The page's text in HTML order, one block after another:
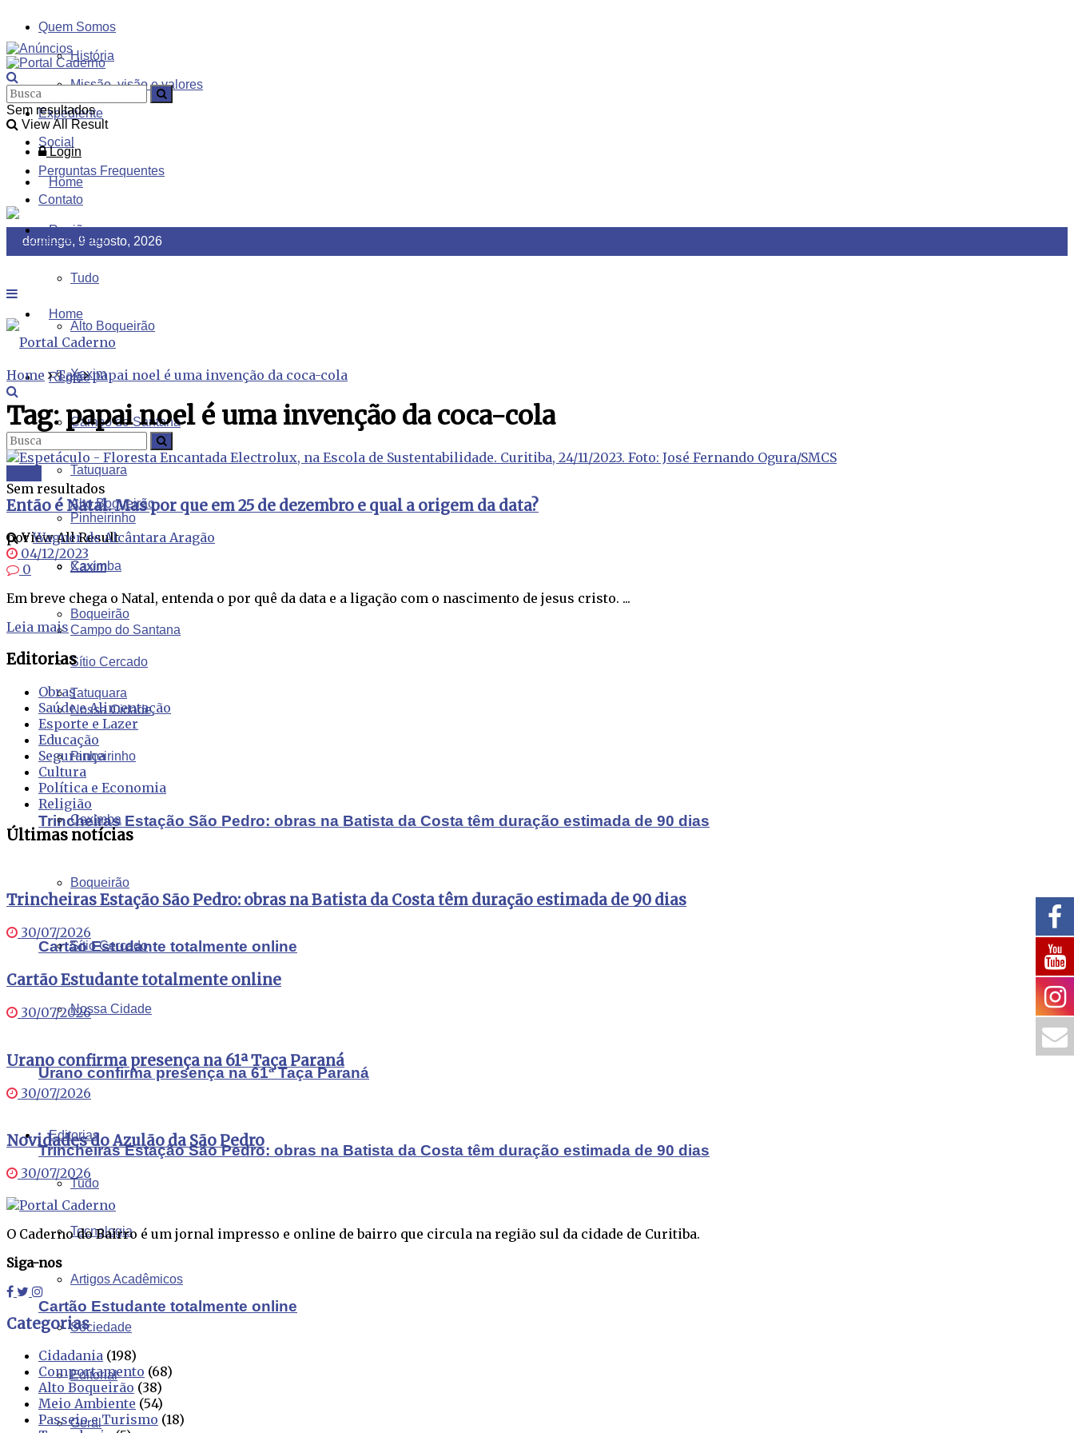
Quem Somos
História
Missão, visão e valores
Expediente
Social
Perguntas Frequentes
Contato
domingo, 9 agosto, 2026
Sem resultados
View All Result
Login
Home
Região
Tudo
Alto Boqueirão
Xaxim
Campo do Santana
Tatuquara
Pinheirinho
Caximba
Boqueirão
Sítio Cercado
Nossa Cidade
Trincheiras Estação São Pedro: obras na Batista da Costa têm duração estimada de 90 dias
Cartão Estudante totalmente online
Urano confirma presença na 61ª Taça Paraná
Editorias
Tudo
Tecnologia
Artigos Acadêmicos
Sociedade
Editorial
Geral
Home
Região
Alto Boqueirão
Xaxim
Campo do Santana
Tatuquara
Pinheirinho
Caximba
Boqueirão
Sítio Cercado
Nossa Cidade
Trincheiras Estação São Pedro: obras na Batista da Costa têm duração estimada de 90 dias
Cartão Estudante totalmente online
Sem resultados
View All Result
Home Tag papai noel é uma invenção da coca-cola
Tag:papai noel é uma invenção da coca-cola
Então é Natal. Mas por que em 25 de dezembro e qual a origem da data?
por Wagner de Alcântara Aragão
04/12/2023
0
Em breve chega o Natal, entenda o por quê da data e a ligação com o nascimento de jesus cristo. ...
Leia mais
Editorias
Obras
Saúde e Alimentação
Esporte e Lazer
Educação
Segurança
Cultura
Política e Economia
Religião
Últimas notícias
Trincheiras Estação São Pedro: obras na Batista da Costa têm duração estimada de 90 dias
30/07/2026
Cartão Estudante totalmente online
30/07/2026
Urano confirma presença na 61ª Taça Paraná
30/07/2026
Novidades do Azulão da São Pedro
30/07/2026
O Caderno do Bairro é um jornal impresso e online de bairro que circula na região sul da cidade de Curitiba.
Siga-nos
Categorias
Cidadania (198)
Comportamento (68)
Alto Boqueirão (38)
Meio Ambiente (54)
Passeio e Turismo (18)